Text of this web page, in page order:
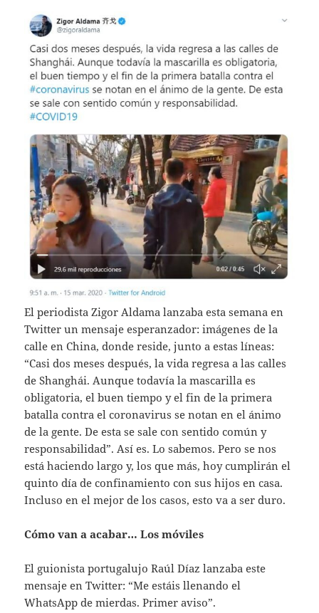
El periodista Zigor Aldama lanzaba esta semana en
Twitter un mensaje esperanzador: imágenes de la
calle en China, donde reside, junto a estas líneas:
“Casi dos meses después, la vida regresa a las calles
de Shanghái. Aunque todavía la mascarilla es
obligatoria, el buen tiempo y el fin de la primera
batalla contra el coronavirus se notan en el ánimo
de la gente. De esta se sale con sentido común y
responsabilidad”. Así es. Lo sabemos. Pero se nos
está haciendo largo y, los que más, hoy cumplirán el
quinto día de confinamiento con sus hijos en casa.
Incluso en el mejor de los casos, esto va a ser duro.
Cómo van a acabar… Los móviles
El guionista portugalujo Raúl Díaz lanzaba este
mensaje en Twitter: “Me estáis llenando el
WhatsApp de mierdas. Primer aviso”.